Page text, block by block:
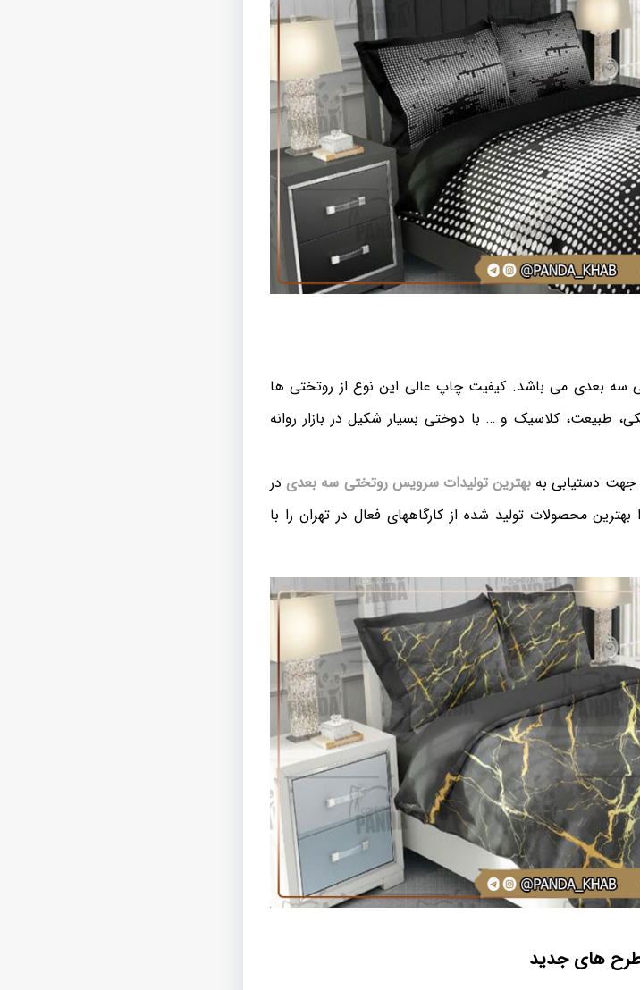
سه بعدی می باشد. کیفیت چاپ عالی این نوع از روتختی ها
طبیعت، کلاسیک و … با دوختی بسیار شکیل در بازار روانه
جهت دستیابی به بهترین تولیدات سرویس روتختی سه بعدیدر
محصولات تولید شده از کارگاههای فعال در تهران را با
طرح های جدید